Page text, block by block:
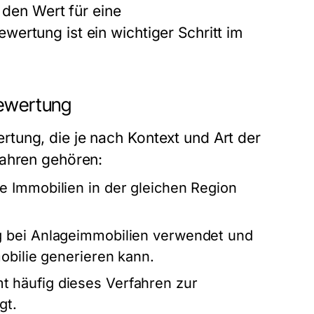
Wert für eine
ist ein wichtiger Schritt im
die je nach Kontext und Art der
gehören:
Immobilien in der gleichen Region
Anlageimmobilien verwendet und
generieren kann.
häufig dieses Verfahren zur